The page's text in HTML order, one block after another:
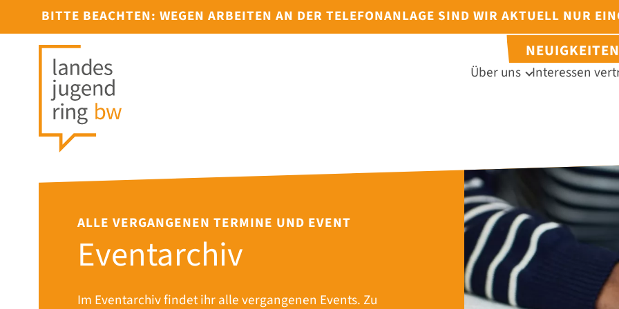
BITTE BEACHTEN: WEGEN ARBEITEN AN DER TELEFONANLAGE SIND WIR AKTUELL NUR
NEUIGKEITEN
Über uns Interessen
ALLE VERGANGENEN TERMINE UND EVENT
Eventarchiv
Im Eventarchiv findet ihr alle vergangenen Events. Zu